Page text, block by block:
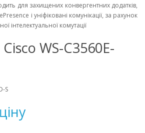
для захищених конвергентних додатків,
і уніфіковані комунікації, за рахунок
інтелектуальної комутації
WS-C3560E-
S